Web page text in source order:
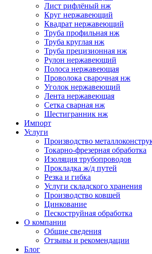
Лист рифлёный нж
Круг нержавеющий
Квадрат нержавеющий
Труба профильная нж
Труба круглая нж
Труба прецизионная нж
Рулон нержавеющий
Полоса нержавеющая
Проволока сварочная нж
Уголок нержавеющий
Лента нержавеющая
Сетка сварная нж
Шестигранник нж
Импорт
Услуги
Производство
Токарно-фрезерная обработка
Изоляция трубопроводов
Прокладка ж/д путей
Резка и гибка
Услуги складского хранения
Производство ковшей
Цинкование
Пескоструйная обработка
О компании
Общие сведения
Отзывы и рекомендации
Блог